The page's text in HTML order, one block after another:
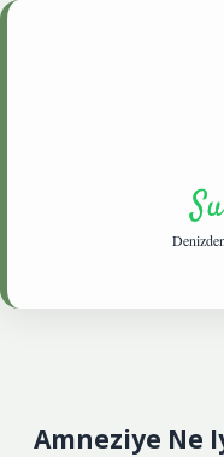
Amneziye Ne